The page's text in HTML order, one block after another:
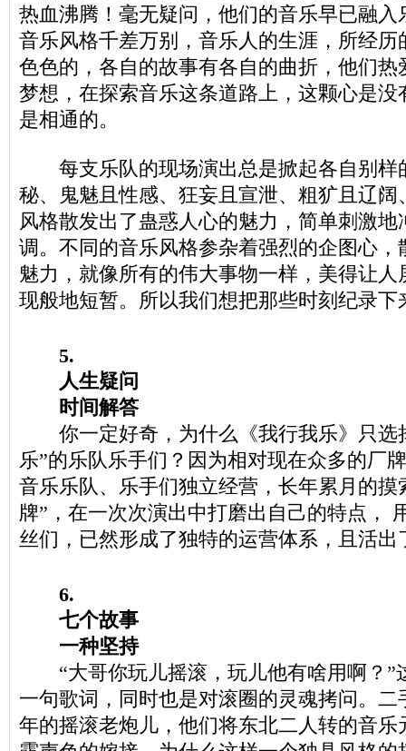
热血沸腾！毫无疑问，他们的音乐早已融入
音乐风格千差万别，音乐人的生涯，所经历
色色的，各自的故事有各自的曲折，他们热
梦想，在探索音乐这条道路上，这颗心是没
是相通的。
每支乐队的现场演出总是掀起各自别样
秘、鬼魅且性感、狂妄且宣泄、粗犷且辽阔
风格散发出了蛊惑人心的魅力，简单刺激
调。不同的音乐风格参杂着强烈的企图心，
魅力，就像所有的伟大事物一样，美得让
现般地短暂。所以我们想把那些时刻纪录下
5.
人生疑问
时间解答
你一定好奇，为什么《我行我乐》只选
乐”的乐队乐手们？因为相对现在众多的厂
音乐乐队、乐手们独立经营，长年累月的摸
牌”，在一次次演出中打磨出自己的特点，
丝们，已然形成了独特的运营体系，且活
6.
七个故事
一种坚持
“大哥你玩儿摇滚，玩儿他有啥用啊？”
一句歌词，同时也是对滚圈的灵魂拷问。二
年的摇滚老炮儿，他们将东北二人转的音乐